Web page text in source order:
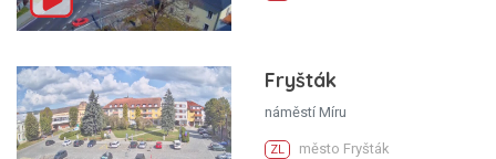
Fryšták
náměstí Míru
ZL město Fryšták